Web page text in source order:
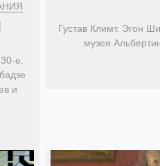
е.
и
Густав Климт. Эгон
музея